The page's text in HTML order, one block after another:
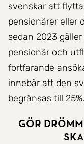
svenskar att
pensionärer eller
sedan 2023
pensionär och
fortfarande
innebär att den
begränsas till 25%.
Gör